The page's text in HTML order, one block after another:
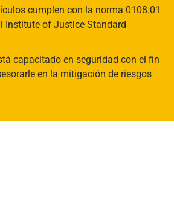
cumplen con la norma 0108.01
Institute of Justice Standard
capacitado en seguridad con el fin
en la mitigación de riesgos